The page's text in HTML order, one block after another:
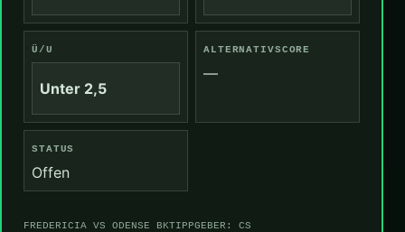
Ü/U
Unter 2,5
ALTERNATIVSCORE
—
STATUS
Offen
FREDERICIA VS ODENSE BKTIPPGEBER: CS